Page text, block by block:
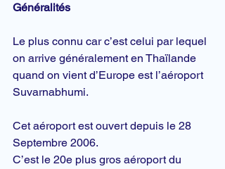
Généralités
Le plus connu car c’est celui par lequel
on arrive généralement en Thaïlande
quand on vient d’Europe est l’aéroport
Suvarnabhumi.
Cet aéroport est ouvert depuis le 28
Septembre 2006.
C’est le 20e plus gros aéroport du